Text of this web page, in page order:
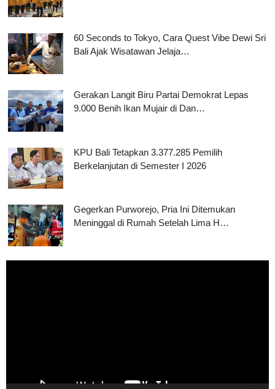
60 Seconds to Tokyo, Cara Quest Vibe Dewi Sri
Bali Ajak Wisatawan Jelaja…
Gerakan Langit Biru Partai Demokrat Lepas
9.000 Benih Ikan Mujair di Dan…
KPU Bali Tetapkan 3.377.285 Pemilih
Berkelanjutan di Semester I 2026
Gegerkan Purworejo, Pria Ini Ditemukan
Meninggal di Rumah Setelah Lima H…